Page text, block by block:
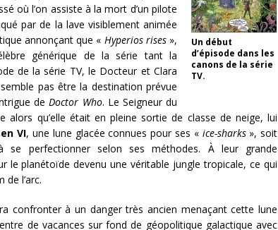
Un début
d’épisode dans les
canons de la série
TV.
où l’on assiste à la mort d’un pilote
par de la lave visiblement animée
annonçant que « Hyperios rises»,
générique de la série tant la
de la série TV, le Docteur et Clara
pas être la destination prévue
de Doctor Who. Le Seigneur du
qu’elle était en pleine sortie de classe de neige, lui
VI, une lune glacée connues pour ses « ice-sharks», soit
se perfectionner selon ses méthodes. À leur grande
le planétoïde devenu une véritable jungle tropicale, ce qui
l’arc.
confronter à un danger très ancien menaçant cette lune
de vacances sur fond de géopolitique galactique avec